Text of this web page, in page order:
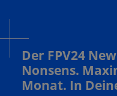
Der FPV24
Nonsens.
Monat. In